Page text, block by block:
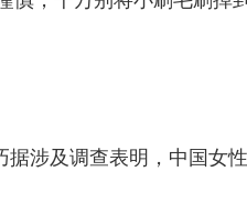
据涉及调查表明，中国女性